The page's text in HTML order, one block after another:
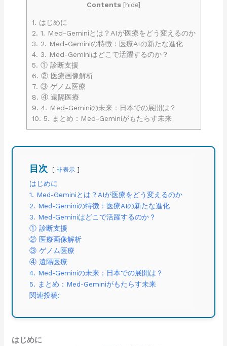
Contents [hide]
1. はじめに
2. 1. Med-Geminiとは？AIが医療をどう変えるのか
3. 2. Med-Geminiの特徴：医療AIの新たな進化
4. 3. Med-Geminiはどこで活躍するのか？
5. ① 診断支援
6. ② 医療画像解析
7. ③ ゲノム医療
8. ④ 遠隔医療
9. 4. Med-Geminiの未来：日本での展開は？
10. 5. まとめ：Med-Geminiがもたらす未来
目次 非表示
はじめに
1. Med-Geminiとは？AIが医療をどう変えるのか
2. Med-Geminiの特徴：医療AIの新たな進化
3. Med-Geminiはどこで活躍するのか？
① 診断支援
② 医療画像解析
③ ゲノム医療
④ 遠隔医療
4. Med-Geminiの未来：日本での展開は？
5. まとめ：Med-Geminiがもたらす未来
関連投稿:
はじめに